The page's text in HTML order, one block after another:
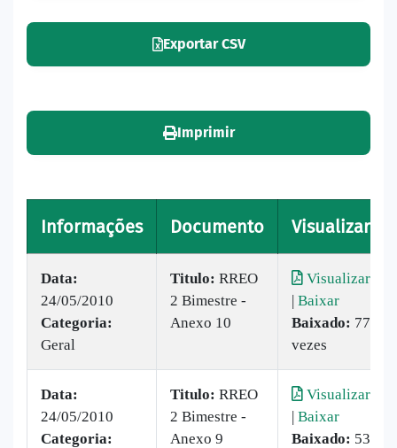
Exportar CSV
Imprimir
Informações Documento Visualizar
Data:
24/05/2010
Categoria:
Geral
Titulo: RREO
2 Bimestre -
Anexo 10
Visualizar
| Baixar
Baixado: 77
vezes
Data:
24/05/2010
Categoria:
Titulo: RREO
2 Bimestre -
Anexo 9
Visualizar
| Baixar
Baixado: 53